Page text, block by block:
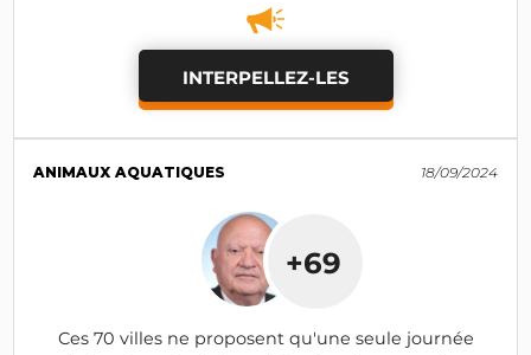
INTERPELLEZ-LES
ANIMAUX AQUATIQUES 18/09/2024
+69
Ces 70 villes ne proposent qu'une seule journée